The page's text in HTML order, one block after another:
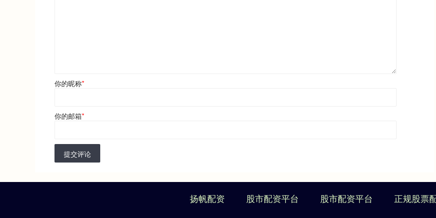
你的昵称*
你的邮箱*
提交评论
扬帆配资 股市配资平台 股市配资平台 正规股票